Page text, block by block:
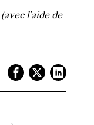
l’aide de